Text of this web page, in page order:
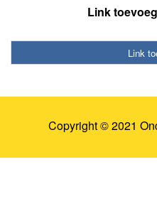
Link
Link
Copyright © 2021